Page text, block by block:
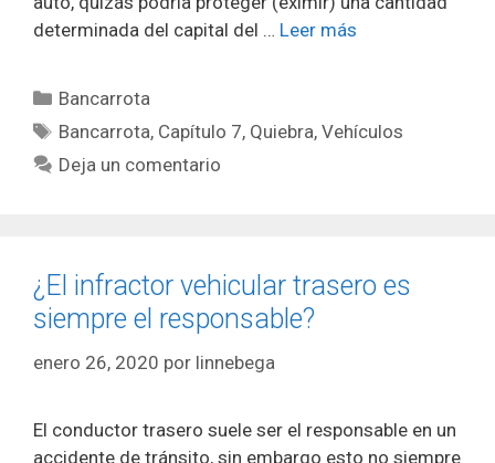
determinada del capital del … Leer más
Categorías
Bancarrota
Etiquetas
Bancarrota, Capítulo 7, Quiebra,Vehículos
Deja un comentario
¿El infractor vehicular trasero es
siempre el responsable?
enero 26, 2020 por linnebega
El conductor trasero suele ser el responsable en un
accidente de tránsito, sin embargo esto no siempre